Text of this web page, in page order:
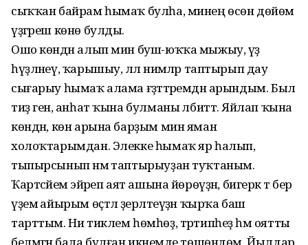
сыҡҡан байрам һымаҡ булһа, минең өсөн дөйөм
үҙгәреш көнө булды.
Ошо көндән алып мин буш-юҡҡа мыжыу, үҙ
һүҙләнеү, ҡарышыу, әллә нимәләр таптырып дау
сығарыу һымаҡ алама ғәҙәттәремдән арындым. Был
тиҙ генә, анһат ҡына булманы әлбиттә. Яйлап ҡына
көндән, көн арына барҙым мин яман
холоҡтарымдан. Элекке һымаҡ яр һалып,
тыпырсынып нәмә таптырыуҙан туҡтаным.
Ҡартәсәйемә эйәреп аят ашына йөрөүҙән, бигерәк тә бер
үҙемә айырым өҫтәл әҙерләтеүҙән ҡырҡа баш
тарттым. Ни тиклем һөмһөҙ, тәртипһеҙ һәм оятты